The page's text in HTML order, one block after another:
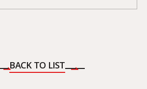
BACK TO LIST